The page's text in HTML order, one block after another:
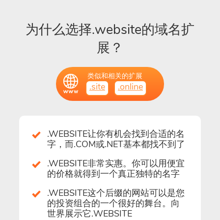
为什么选择.website的域名扩
展？
类似和相关的扩展
.site .online
.WEBSITE让你有机会找到合适的名
字，而.COM或.NET基本都找不到了
.WEBSITE非常实惠。你可以用便宜
的价格就得到一个真正独特的名字
.WEBSITE这个后缀的网站可以是您
的投资组合的一个很好的舞台。向
世界展示它.WEBSITE